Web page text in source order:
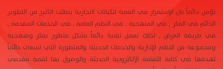
نؤمن دائماً بان الإستمرار في القمة للكيانات التجارية يتطلب الكثير من التطوير
الدائم في الفكر , في المنهجية , في النظم العامة , في الخدمات المقدمة ,
في طريقة العرض , لذلك تعمل تقنية دائماً بشكل متطور بفكر ومنهجية
ومجموعة من النظم الإدارية والخدمات الحديثة والمتطورة التي تسعى دائماً
لهدفها في كتابة الثقافة الإلكترونية الحديثة والوصول بها لقمة مقدمي